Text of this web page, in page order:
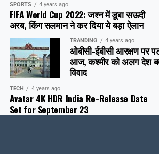
SPORTS 4 years ago
FIFA World Cup 2022: जश्न में डूबा सऊदी
अरब, क‍िंग सलमान ने कर दिया ये बड़ा ऐलान
TRANDING 4 years ago
ओबीसी-ईबीसी आरक्षण पर
आज, कश्मीर को अलग देश
विवाद
TECH 4 years ago
Avatar 4K HDR India Re-Release Date
Set for September 23